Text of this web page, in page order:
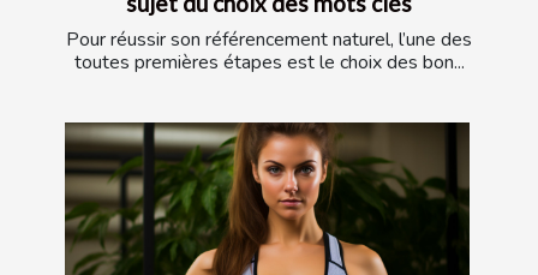
Pour réussir son référencement naturel, l’une des
toutes premières étapes est le choix des bon...